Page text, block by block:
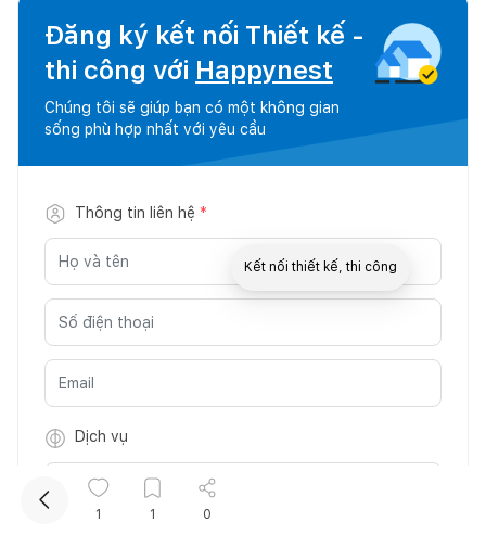
Đăng ký kết nối Thiết kế -
thi công với Happynest
Chúng tôi sẽ giúp bạn có một không gian
sống phù hợp nhất với yêu cầu
Thông tin liên hệ *
Dịch vụ
Dịch vụ
1 1 0
Kết nối thiết kế, thi công